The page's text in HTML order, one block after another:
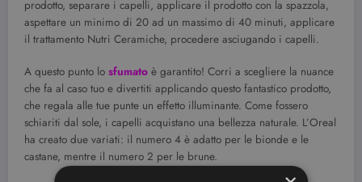
prodotto, separare i capelli, applicare il prodotto con la spazzola,
aspettare un minimo di 20 ad un massimo di 40 minuti, applicare
il trattamento Nutri Ceramiche, procedere asciugando i capelli.
A questo punto lo sfumato è garantito! Corri a scegliere la nuance
che fa al caso tuo e divertiti applicando questo fantastico prodotto,
che regala alle tue punte un effetto illuminante. Come fossero
schiariti dal sole, i capelli acquistano una bellezza naturale. L’Oreal
ha creato due variati: il numero 4 è adatto per le bionde e le
castane, mentre il numero 2 per le brune.